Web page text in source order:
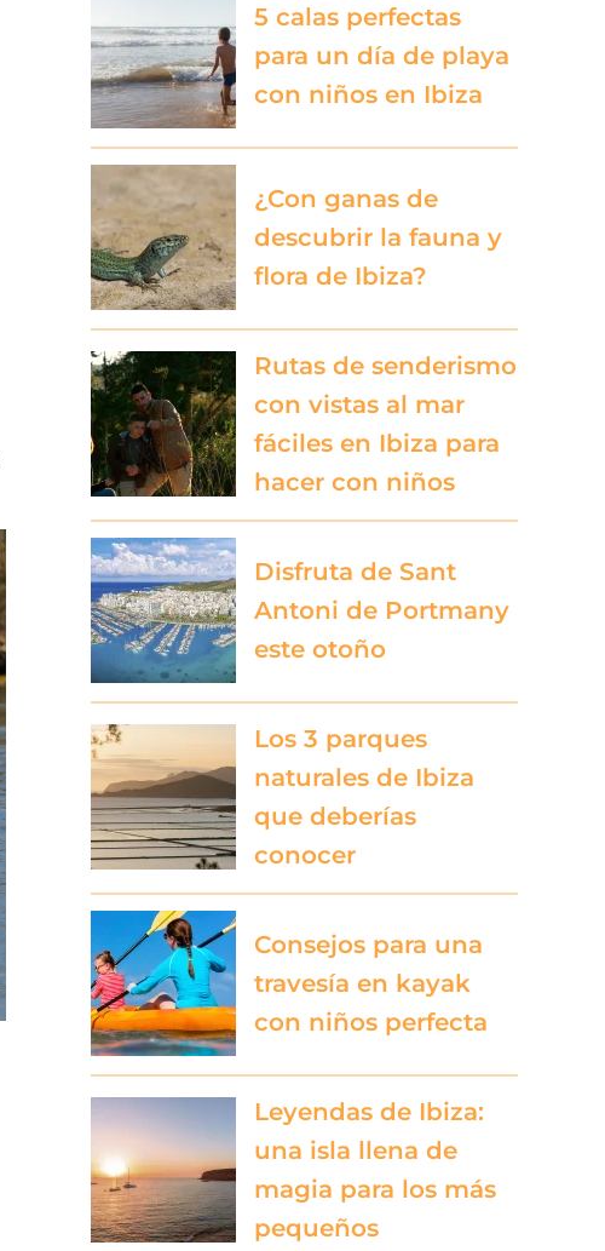
5 calas perfectas
para un día de playa
con niños en Ibiza
¿Con ganas de
descubrir la fauna y
flora de Ibiza?
Rutas de senderismo
con vistas al mar
fáciles en Ibiza para
hacer con niños
Disfruta de Sant
Antoni de Portmany
este otoño
Los 3 parques
naturales de Ibiza
que deberías
conocer
Consejos para una
travesía en kayak
con niños perfecta
Leyendas de Ibiza:
una isla llena de
magia para los más
pequeños